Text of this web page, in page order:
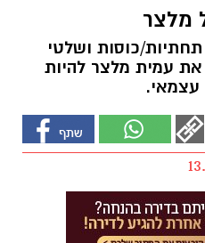
מלצר
כוסות ושלטי
את עמית מלצר להיות
עצמאי.